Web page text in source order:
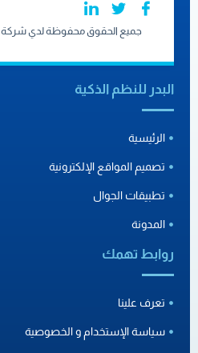
جميع الحقوق محفوظة لدي شركة
البدر للنظم الذكية
الرئيسية
تصميم المواقع الإلكترونية
تطبيقات الجوال
المدونة
روابط تهمك
تعرف علينا
سياسة الإستخدام و الخصوصية